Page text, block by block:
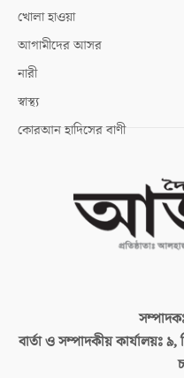
খোলা হাওয়া
আগামীদের আসর
নারী
স্বাস্থ্য
কোরআন হাদিসের বাণী
বার্তা ও সম্পাদকীয় কার্যালয়ঃ৯,